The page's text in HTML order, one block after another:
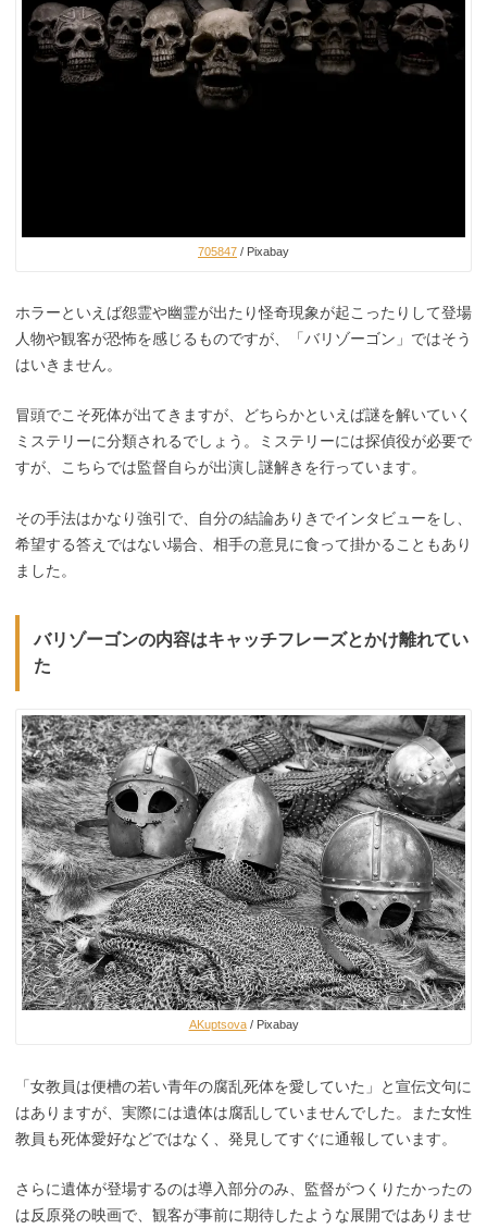
705847 / Pixabay
ホラーといえば怨霊や幽霊が出たり怪奇現象が起こったりして登場
人物や観客が恐怖を感じるものですが、「バリゾーゴン」ではそう
はいきません。
冒頭でこそ死体が出てきますが、どちらかといえば謎を解いていく
ミステリーに分類されるでしょう。ミステリーには探偵役が必要で
すが、こちらでは監督自らが出演し謎解きを行っています。
その手法はかなり強引で、自分の結論ありきでインタビューをし、
希望する答えではない場合、相手の意見に食って掛かることもあり
ました。
バリゾーゴンの内容はキャッチフレーズとかけ離れてい
た
AKuptsova/ Pixabay
「女教員は便槽の若い青年の腐乱死体を愛していた」と宣伝文句に
はありますが、実際には遺体は腐乱していませんでした。また女性
教員も死体愛好などではなく、発見してすぐに通報しています。
さらに遺体が登場するのは導入部分のみ、監督がつくりたかったの
は反原発の映画で、観客が事前に期待したような展開ではありませ